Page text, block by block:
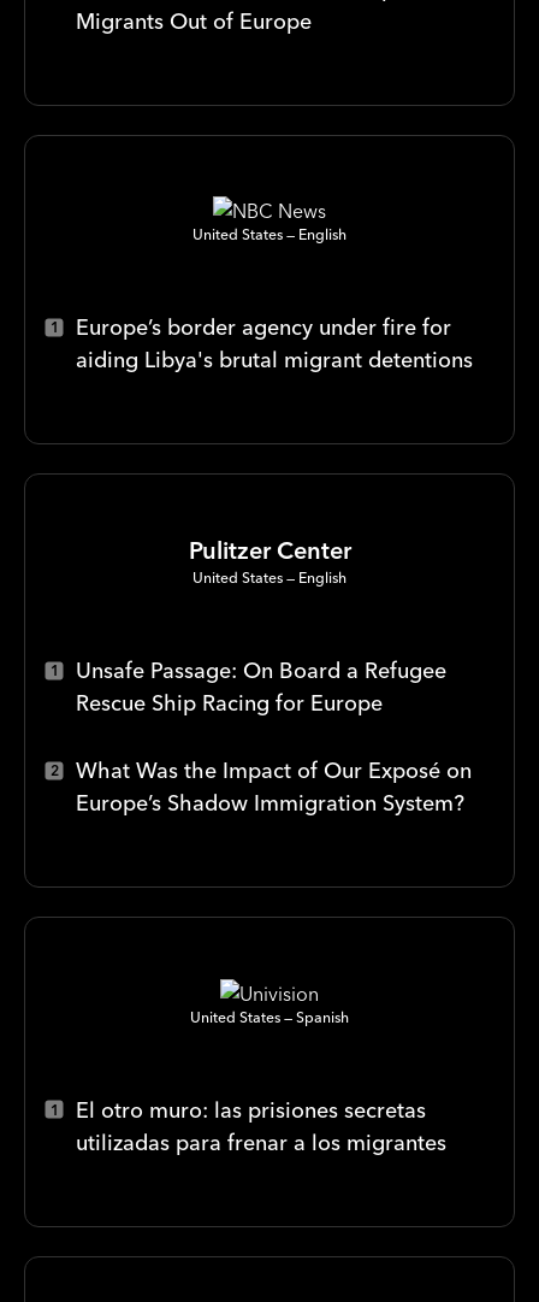
Migrants Out of Europe
United States English
Europe’s border agency under fire for
aiding Libya's brutal migrant detentions
Pulitzer Center
United States English
Unsafe Passage: On Board a Refugee
Rescue Ship Racing for Europe
What Was the Impact of Our Exposé on
Europe’s Shadow Immigration System?
United States Spanish
El otro muro: las prisiones secretas
utilizadas para frenar a los migrantes